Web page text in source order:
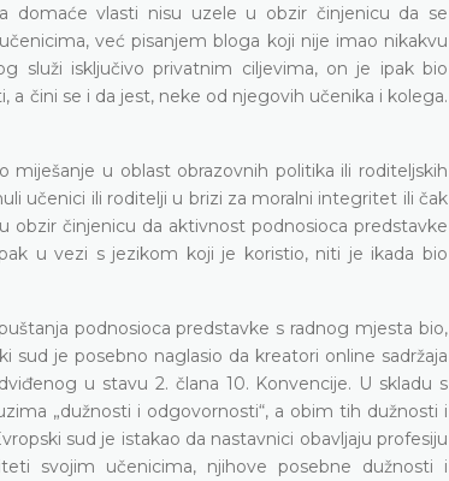
domaće vlasti nisu uzele u obzir činjenicu da se
već pisanjem bloga koji nije imao nikakvu
služi isključivo privatnim ciljevima, on je ipak bio
a čini se i da jest, neke od njegovih učenika i kolega.
miješanje u oblast obrazovnih politika ili roditeljskih
učenici ili roditelji u brizi za moralni integritet ili čak
obzir činjenicu da aktivnost podnosioca predstavke
u vezi s jezikom koji je koristio, niti je ikada bio
podnosioca predstavke s radnog mjesta bio,
sud je posebno naglasio da kreatori online sadržaja
u stavu 2. člana 10. Konvencije. U skladu s
„dužnosti i odgovornosti“, a obim tih dužnosti i
sud je istakao da nastavnici obavljaju profesiju
svojim učenicima, njihove posebne dužnosti i